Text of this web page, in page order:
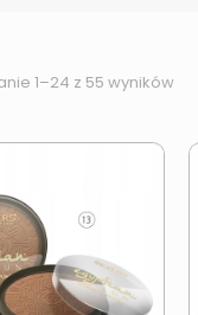
1–24 z 55 wyników